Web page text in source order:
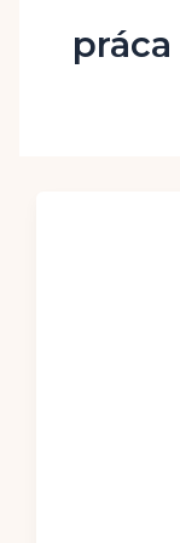
práca